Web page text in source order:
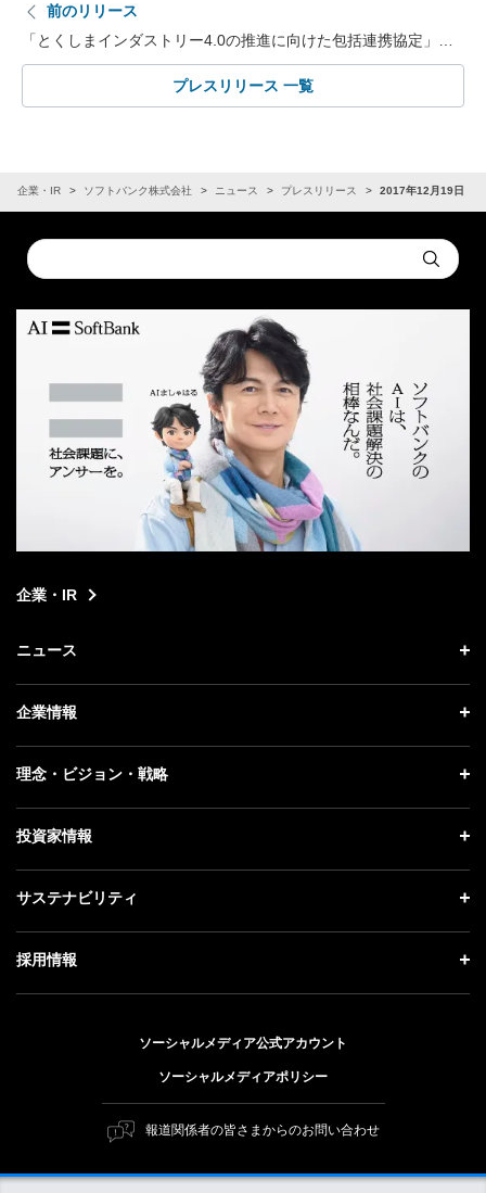
前のリリース
「とくしまインダストリー4.0の推進に向けた包括連携協定」…
プレスリリース 一覧
企業・IR ソフトバンク株式会社 ニュース プレスリリース 2017年12月19日
Conduct
a
Submit
企業・IR
ニュース
ニュース トップ
プレスリリース
更新情報
企業情報
企業情報 トップ
社長メッセージ
事業紹介
理念・ビジョン・戦略
理念・ビジョン・戦略 トップ
成長戦略「Activate AI for Society」
人材戦略
投資家情報
投資家情報 トップ
経営方針
サステナビリティ
サステナビリティ トップ
トップメッセージ
ESG方針・体制
マテリアリティ（重要課題）
ESGの主な取り組み
採用情報
キャリア採用
障がい者採用
ソーシャルメディア公式アカウント
ソーシャルメディアポリシー
報道関係者の皆さまからのお問い合わせ